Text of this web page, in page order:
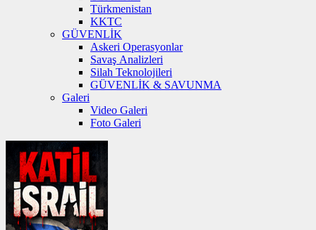
Türkmenistan
KKTC
GÜVENLİK
Askeri Operasyonlar
Savaş Analizleri
Silah Teknolojileri
GÜVENLİK & SAVUNMA
Galeri
Video Galeri
Foto Galeri